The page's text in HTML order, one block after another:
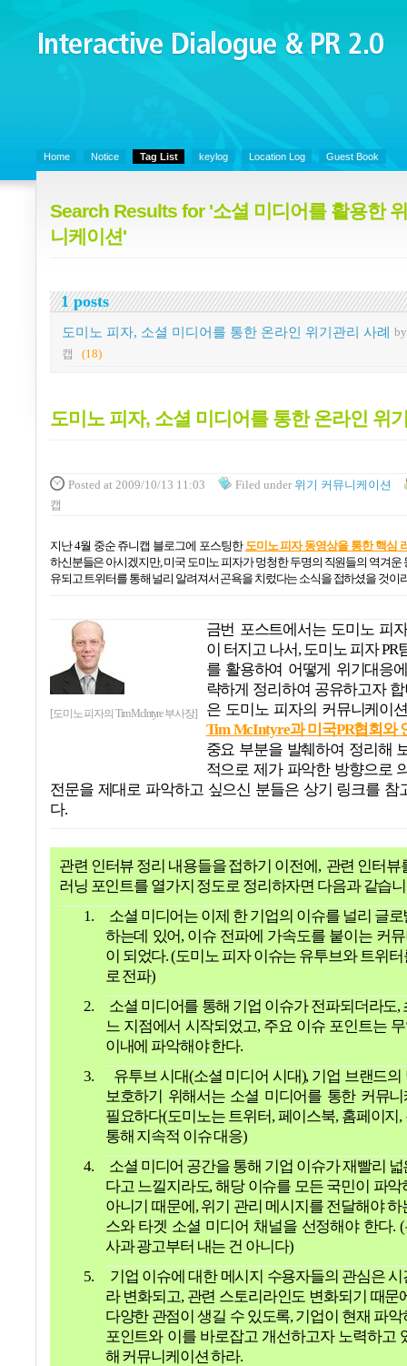
Interactive Dialogue &
PR 2.0
Home Notice Tag List keylog Location Log Guest Book
Search Results for '소셜 미디어를 활용한
니케이션'
1 posts
도미노 피자, 소셜 미디어를 통한 온라인 위기관리 사례
캡 (18)
도미노 피자, 소셜 미디어를 통한 온라인 위
Posted at 2009/10/13 11:03 Filed under 위기 커뮤니케이션
캡
지난4월 중순 쥬니캡 블로그에 포스팅한 도미노 피자 동영상을 통한 핵심
하신분들은 아시겠지만, 미국 도미노 피자가 멍청한 두명의 직원들의 역겨운
유되고 트위터를 통해 널리 알려져서 곤욕을 치렀다는 소식을 접하셨을 것이
[도미노 피자의 Tim McIntyre 부사장]
금번 포스트에서는 도미노 피
이 터지고 나서,도미노 피자PR
를 활용하여 어떻게 위기대응
략하게 정리하여 공유하고자
은 도미노 피자의 커뮤니케이
Tim McIntyre과 미국PR협회와
중요 부분을 발췌하여 정리해
적으로 제가 파악한 방향으로
전문을 제대로 파악하고 싶으신 분들은 상기 링크를 참
다.
관련 인터뷰 정리 내용들을 접하기 이전에, 관련 인터뷰
러닝 포인트를 열가지 정도로 정리하자면 다음과 같습
1.
소셜 미디어는 이제 한 기업의 이슈를 널리 글
하는데 있어, 이슈 전파에 가속도를 붙이는 커
이 되었다. (도미노 피자 이슈는 유투브와 트위
로 전파)
2.
소셜 미디어를 통해 기업 이슈가 전파되더라도,
느 지점에서 시작되었고, 주요 이슈 포인트는
이내에 파악해야 한다.
3.
유투브 시대(소셜 미디어 시대), 기업 브랜드의
보호하기 위해서는 소셜 미디어를 통한 커뮤
필요하다(도미노는 트위터,페이스북, 홈페이지,
통해 지속적 이슈 대응)
4.
소셜 미디어 공간을 통해 기업 이슈가 재빨리
다고 느낄지라도,해당 이슈를 모든 국민이 파악
아니기 때문에,위기 관리 메시지를 전달해야 하
스와 타겟 소셜 미디어 채널을 선정해야 한다. (
사과 광고부터 내는 건 아니다)
5.
기업 이슈에 대한 메시지 수용자들의 관심은
라 변화되고, 관련 스토리라인도 변화되기 때문
다양한 관점이 생길 수 있도록,기업이 현재 파
포인트와 이를 바로잡고 개선하고자 노력하고
해 커뮤니케이션 하라.